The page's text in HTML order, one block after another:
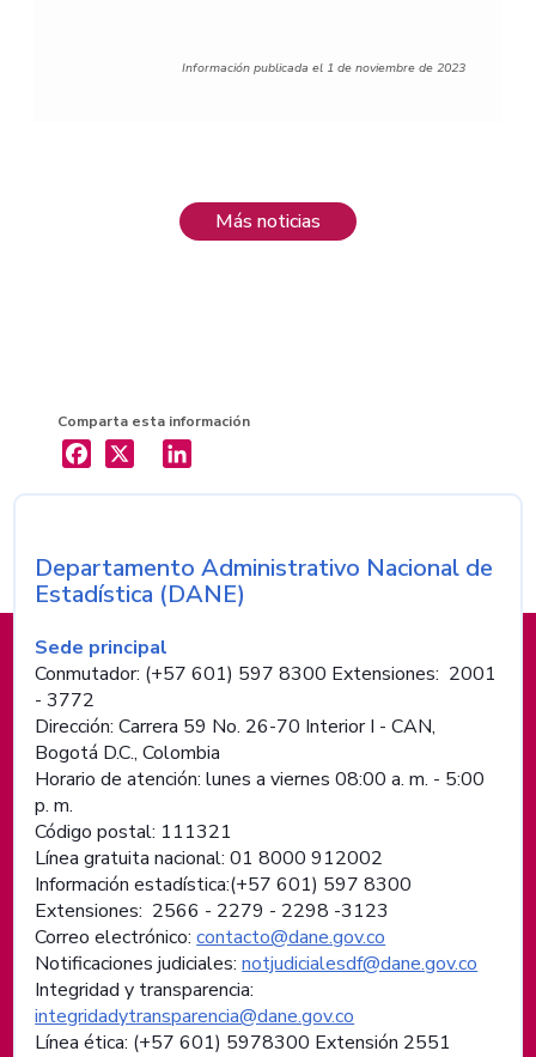
Información publicada el 1 de noviembre de 2023
Más noticias
Comparta esta información
X LinkedIn
Información de pie de página
Nombre de la entidad
Departamento Administrativo Nacional de
Estadística (DANE)
Sede principal
Conmutador: (+57 601) 597 8300 Extensiones: 2001
- 3772
Dirección: Carrera 59 No. 26-70 Interior I - CAN,
Bogotá D.C., Colombia
Horario de atención: lunes a viernes 08:00 a. m. - 5:00
p. m.
Código postal: 111321
Línea gratuita nacional: 01 8000 912002
Información estadística:(+57 601) 597 8300
Extensiones: 2566 - 2279 - 2298 -3123
Correo electrónico:contacto@dane.gov.co
Notificaciones judiciales:notjudicialesdf@dane.gov.co
Integridad y transparencia:
integridadytransparencia@dane.gov.co
Línea ética: (+57 601) 5978300 Extensión 2551